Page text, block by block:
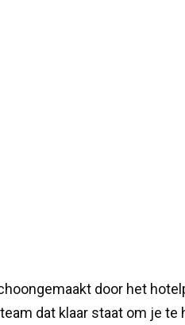
door het
dat klaar staat om je te